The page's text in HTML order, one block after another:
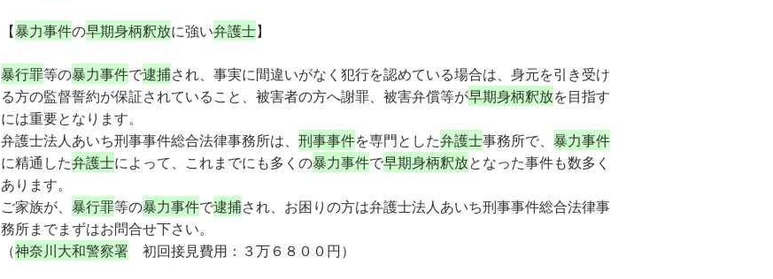
【暴力事件の早期身柄釈放に強い弁護士】
暴行罪等の暴力事件で逮捕され、事実に間違いがなく犯行を認めている場合は、身元を引き受け
る方の監督誓約が保証されていること、被害者の方へ謝罪、被害弁償等が早期身柄釈放を目指す
には重要となります。
弁護士法人あいち刑事事件総合法律事務所は、 刑事事件を専門とした弁護士事務所で、 暴力事件
に精通した弁護士によって、これまでにも多くの暴力事件で早期身柄釈放となった事件も数多く
あります。
ご家族が、 暴行罪等の暴力事件で逮捕され、お困りの方は弁護士法人あいち刑事事件総合法律事
務所までまずはお問合せ下さい。
（神奈川大和警察署 初回接見費用：３万６８００円）